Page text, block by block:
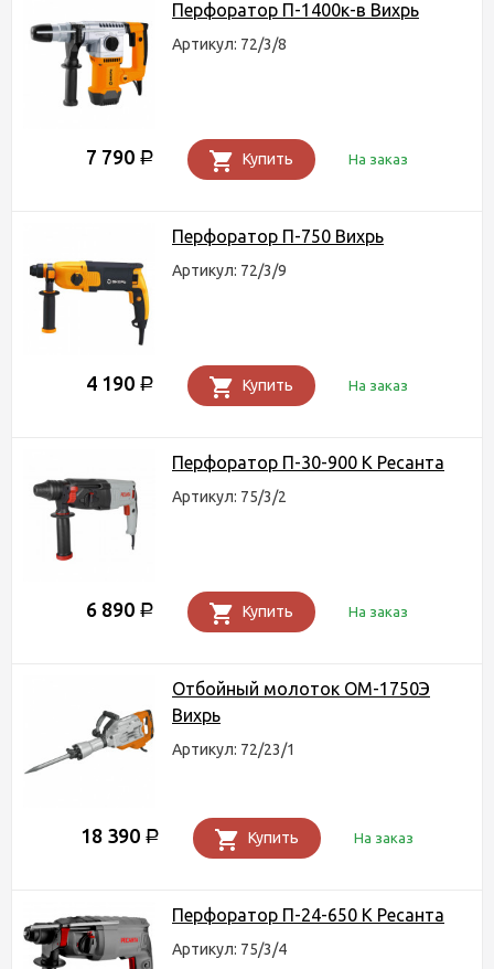
Перфоратор П-1400к-в Вихрь
Артикул: 72/3/8
7 790 Р Купить На заказ
Перфоратор П-750 Вихрь
Артикул: 72/3/9
4 190 Р Купить На заказ
Перфоратор П-30-900 К Ресанта
Артикул: 75/3/2
6 890 Р Купить На заказ
Отбойный молоток ОМ-1750Э
Вихрь
Артикул: 72/23/1
18 390 Р Купить На заказ
Перфоратор П-24-650 К Ресанта
Артикул: 75/3/4